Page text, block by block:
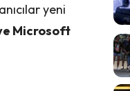
yeni
Microsoft